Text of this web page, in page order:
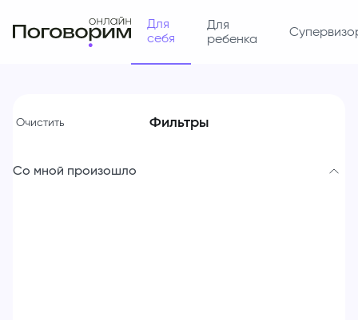
Для
себя
Для
ребенка
Фильтры
Очистить
Со мной произошло